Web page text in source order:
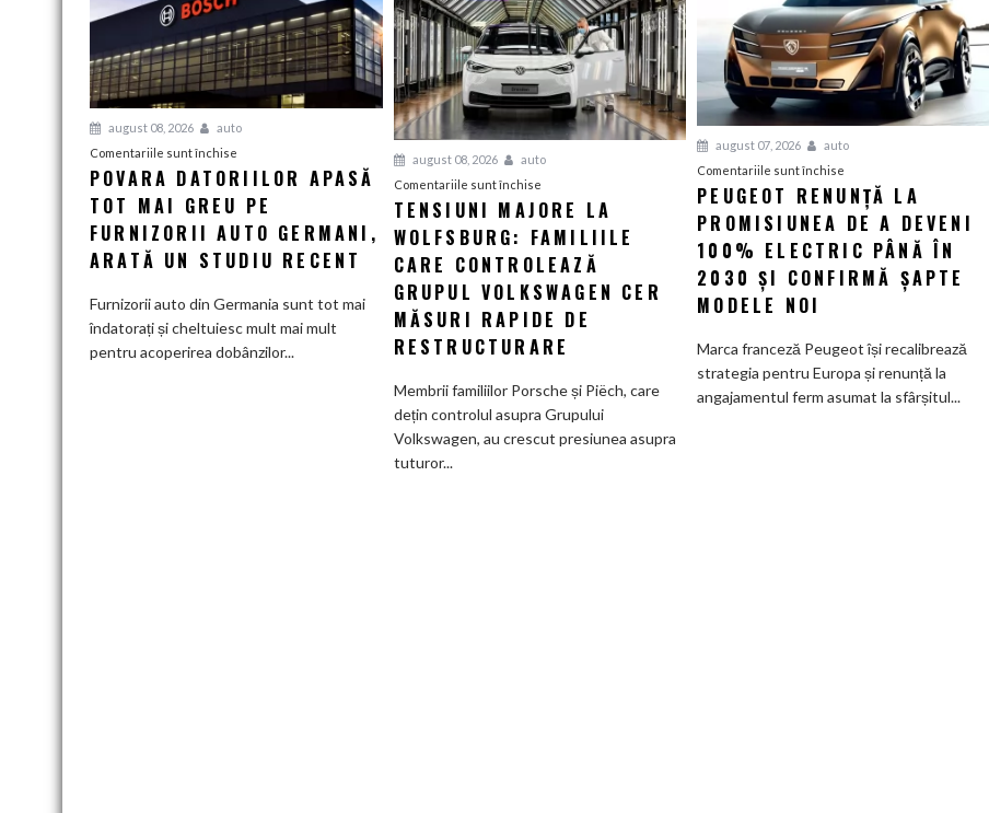
august 08, 2026
auto
Comentariile sunt închise
Povara
datoriilor
apasă
mai
furnizorii
POVARA DATORIILOR APASĂ
TOT MAI GREU PE
FURNIZORII AUTO GERMANI,
ARATĂ UN STUDIU RECENT
Furnizorii auto din Germania sunt tot mai
îndatorați și cheltuiesc mult mai mult
pentru acoperirea dobânzilor...
august 08, 2026
auto
Comentariile sunt închisepentru
Tensiuni
majore
la
Familiile
care
controlează
Volkswagen
cer
măsuri
TENSIUNI MAJORE LA
WOLFSBURG: FAMILIILE
CARE CONTROLEAZĂ
GRUPUL VOLKSWAGEN CER
MĂSURI RAPIDE DE
RESTRUCTURARE
Membrii familiilor Porsche și Piëch, care
dețin controlul asupra Grupului
Volkswagen, au crescut presiunea asupra
tuturor...
august 07, 2026
auto
Comentariile sunt închise
Peugeot
renunță
la
promisiunea
de
electric
PEUGEOT RENUNȚĂ LA
PROMISIUNEA DE A DEVENI
100% ELECTRIC PÂNĂ ÎN
2030 ȘI CONFIRMĂ ȘAPTE
MODELE NOI
Marca franceză Peugeot își recalibrează
strategia pentru Europa și renunță la
angajamentul ferm asumat la sfârșitul...